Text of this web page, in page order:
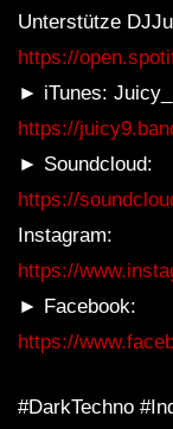
Unterstütze
https://
► iTunes:
https://
► Soundcloud:
https://
Instagram:
https://
► Facebook:
https://
#DarkTechno